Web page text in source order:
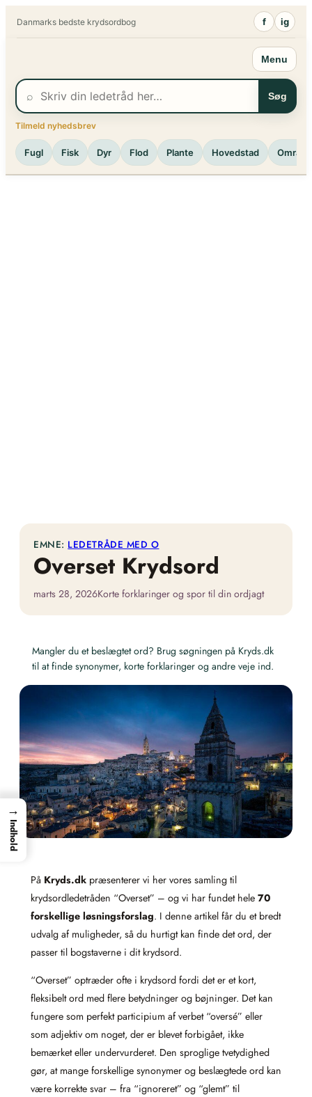
Danmarks bedste krydsordbog f ig
Menu
⌕ Søg
Tilmeld nyhedsbrev
Fugl Fisk Dyr Flod Plante Hovedstad Område
EMNE: LEDETRÅDE MED O
Overset Krydsord
marts 28, 2026Korte forklaringer og spor til din ordjagt
Mangler du et beslægtet ord? Brug søgningen på Kryds.dk
til at finde synonymer, korte forklaringer og andre veje ind.
På Kryds.dk præsenterer vi her vores samling til
krydsordledetråden “Overset” – og vi har fundet hele 70
forskellige løsningsforslag. I denne artikel får du et bredt
udvalg af muligheder, så du hurtigt kan finde det ord, der
passer til bogstaverne i dit krydsord.
“Overset” optræder ofte i krydsord fordi det er et kort,
fleksibelt ord med flere betydninger og bøjninger. Det kan
fungere som perfekt participium af verbet “oversé” eller
som adjektiv om noget, der er blevet forbigået, ikke
bemærket eller undervurderet. Den sproglige tvetydighed
gør, at mange forskellige synonymer og beslægtede ord kan
være korrekte svar – fra “ignoreret” og “glemt” til
→
Indhold